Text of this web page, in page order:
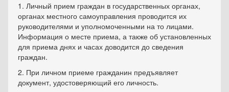
1. Личный прием граждан в государственных органах,
органах местного самоуправления проводится их
руководителями и уполномоченными на то лицами.
Информация о месте приема, а также об установленных
для приема днях и часах доводится до сведения
граждан.
2. При личном приеме гражданин предъявляет
документ, удостоверяющий его личность.